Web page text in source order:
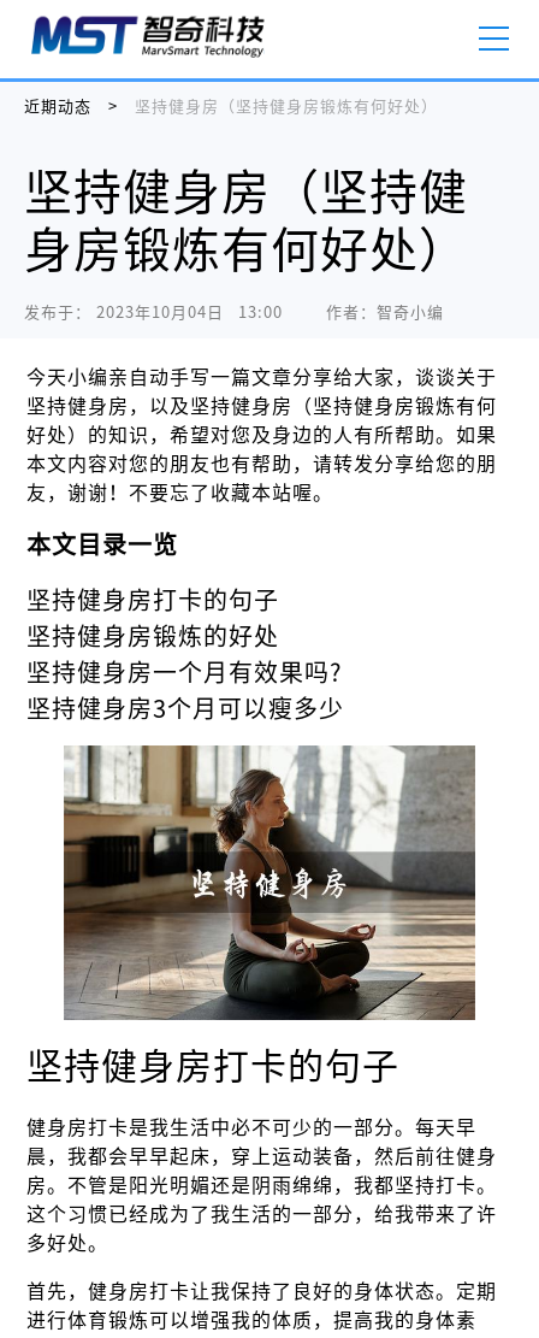
近期动态 > 坚持健身房（坚持健身房锻炼有何好处）
坚持健身房（坚持健
身房锻炼有何好处）
发布于： 2023年10月04日   13:00 作者：智奇小编
今天小编亲自动手写一篇文章分享给大家，谈谈关于
坚持健身房，以及坚持健身房（坚持健身房锻炼有何
好处）的知识，希望对您及身边的人有所帮助。如果
本文内容对您的朋友也有帮助，请转发分享给您的朋
友，谢谢！不要忘了收藏本站喔。
本文目录一览
坚持健身房打卡的句子
坚持健身房锻炼的好处
坚持健身房一个月有效果吗?
坚持健身房3个月可以瘦多少
坚持健身房打卡的句子
健身房打卡是我生活中必不可少的一部分。每天早
晨，我都会早早起床，穿上运动装备，然后前往健身
房。不管是阳光明媚还是阴雨绵绵，我都坚持打卡。
这个习惯已经成为了我生活的一部分，给我带来了许
多好处。
首先，健身房打卡让我保持了良好的身体状态。定期
进行体育锻炼可以增强我的体质，提高我的身体素